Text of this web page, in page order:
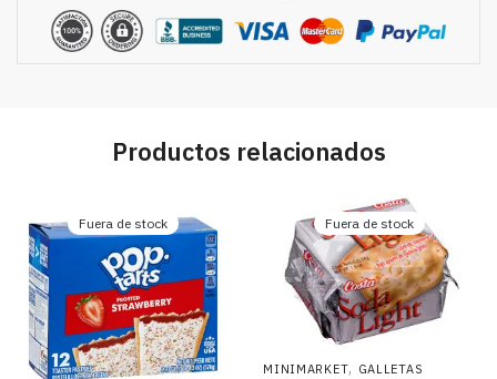
Productos relacionados
Fuera de stock Fuera de stock
MINIMARKET, GALLETAS